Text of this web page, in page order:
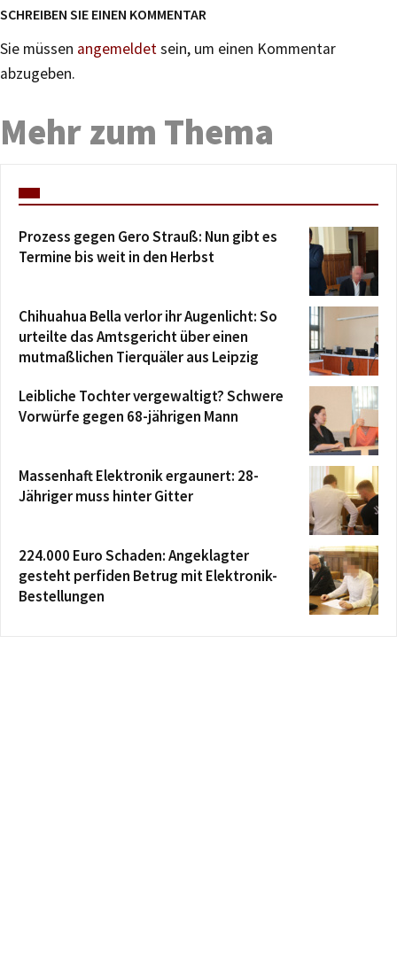
SCHREIBEN SIE EINEN KOMMENTAR
Sie müssen angemeldetsein, um einen Kommentar
abzugeben.
Mehr zum Thema
Prozess gegen Gero Strauß: Nun gibt es
Termine bis weit in den Herbst
Chihuahua Bella verlor ihr Augenlicht: So
urteilte das Amtsgericht über einen
mutmaßlichen Tierquäler aus Leipzig
Leibliche Tochter vergewaltigt? Schwere
Vorwürfe gegen 68-jährigen Mann
Massenhaft Elektronik ergaunert: 28-
Jähriger muss hinter Gitter
224.000 Euro Schaden: Angeklagter
gesteht perfiden Betrug mit Elektronik-
Bestellungen